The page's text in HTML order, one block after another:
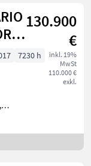
130.900
€
inkl. 19%
MwSt
110.000 €
exkl.
7230 h